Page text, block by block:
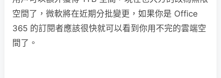
空間了，微軟將在近期分批變更，如果你是 Office
365 的訂閱者應該很快就可以看到你用不完的雲端空
間了。